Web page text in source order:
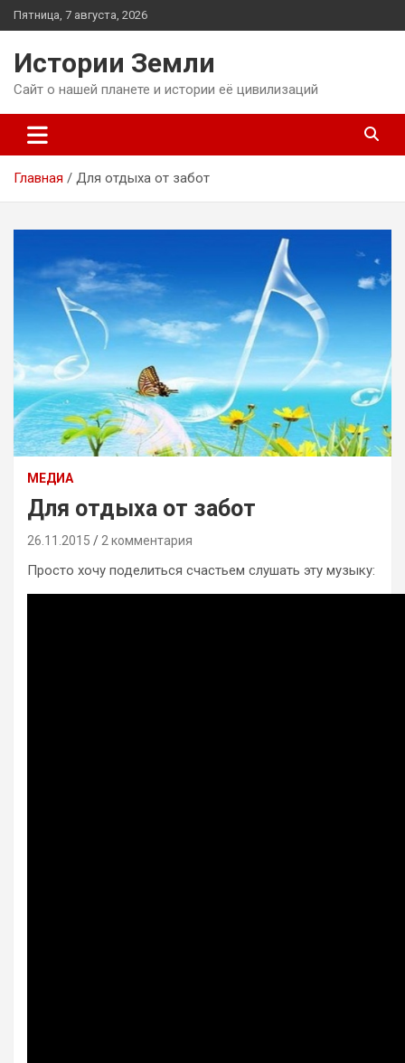
Перейти
к
Пятница, 7 августа, 2026
Истории Земли
Сайт о нашей планете и истории её цивилизаций
Главная Для отдыха от забот
МЕДИА
Для отдыха от забот
26.11.2015 2 комментария
Просто хочу поделиться счастьем слушать эту музыку: